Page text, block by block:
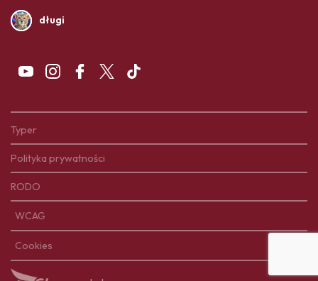
długi
Typer
Polityka prywatności
RODO
WCAG
Cookies